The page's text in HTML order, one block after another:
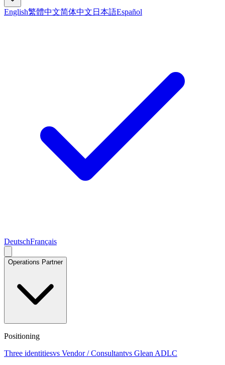
English繁體中文简体中文 日本語Español
DeutschFrançais
Operations Partner
Positioning
Three identitiesvs Vendor / Consultantvs Glean ADLC